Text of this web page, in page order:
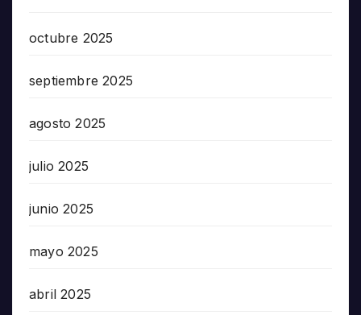
octubre 2025
septiembre 2025
agosto 2025
julio 2025
junio 2025
mayo 2025
abril 2025